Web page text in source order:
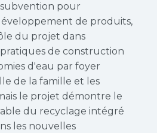
pour
de produits,
du projet dans
de construction
d'eau par foyer
de la famille et les
le projet démontre le
du recyclage intégré
les nouvelles